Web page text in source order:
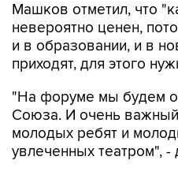
Машков отметил, что
невероятно ценен,
и в образовании, и в
приходят, для этого
"На форуме мы будем
Союза. И очень
молодых ребят и
увлеченных театром", -